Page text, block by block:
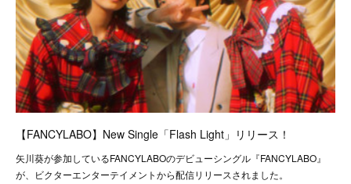
【FANCYLABO】New Single「Flash Light」リリース！
矢川葵が参加しているFANCYLABOのデビューシングル『FANCYLABO』
が、ビクターエンターテイメントから配信リリースされました。